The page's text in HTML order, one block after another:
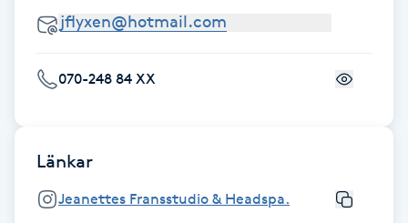
Gelenaglar
Gellack
Gravidmassage
070-248 84 XX
Länkar
Jeanettes Fransstudio & Headspa.